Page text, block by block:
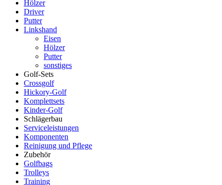
Hölzer
Driver
Putter
Linkshand
Eisen
Hölzer
Putter
sonstiges
Golf-Sets
Crossgolf
Hickory-Golf
Komplettsets
Kinder-Golf
Schlägerbau
Serviceleistungen
Komponenten
Reinigung und Pflege
Zubehör
Golfbags
Trolleys
Training